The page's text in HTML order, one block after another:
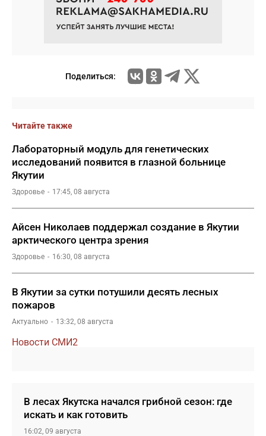
Поделиться:
Читайте также
Лабораторный модуль для генетических
исследований появится в глазной больнице
Якутии
Здоровье 17:45, 08 августа
Айсен Николаев поддержал создание в Якутии
арктического центра зрения
Здоровье 16:30, 08 августа
В Якутии за сутки потушили десять лесных
пожаров
Актуально 13:32, 08 августа
Новости СМИ2
В лесах Якутска начался грибной сезон: где
искать и как готовить
16:02, 09 августа